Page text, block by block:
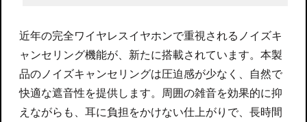
近年の完全ワイヤレスイヤホンで重視されるノイズキ
ャンセリング機能が、新たに搭載されています。本製
品のノイズキャンセリングは圧迫感が少なく、自然で
快適な遮音性を提供します。周囲の雑音を効果的に抑
えながらも、耳に負担をかけない仕上がりで、長時間